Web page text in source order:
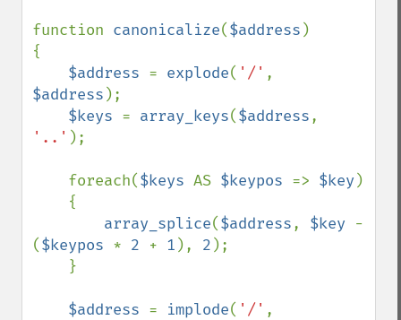
function canonicalize($address )
{
$address = explode( '/'
$address );
$keys = array_keys($address
'..' );
    foreach(
$keys AS $keypos => $key )
array_splice($address, $key -
($keypos * 2 + 1 ), 2 );
$address = implode( '/'